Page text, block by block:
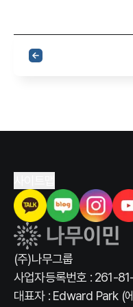
(주)나무그룹
사업자등록번호 : 261-
대표자 : Edward Park (